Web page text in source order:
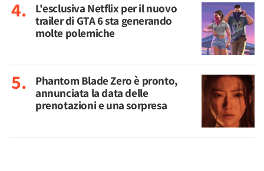
L'esclusiva Netflix per il nuovo
trailer di GTA 6 sta generando
molte polemiche
Phantom Blade Zero è pronto,
annunciata la data delle
prenotazioni e una sorpresa